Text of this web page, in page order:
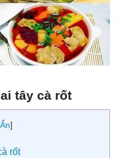
tây cà rốt
Ẩn]
rốt